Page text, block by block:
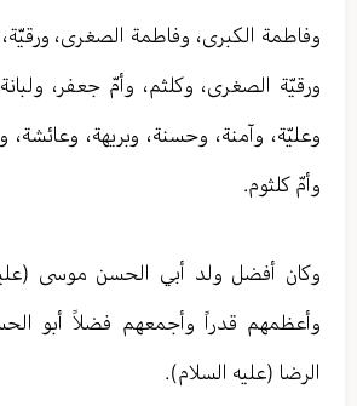
وفاطمة الكبرى، وفاطمة الصغرى، ورقيّة،
ورقيّة الصغرى، وكلثم، وأمّ جعفر،
وعليّة، وآمنة، وحسنة، وبريهة، وعائشة،
وأمّ كلثوم.
وكان أفضل ولد أبي الحسن موسى
وأعظمهم قدراً وأجمعهم فضلاً أبو
الرضا (عليه السلام).